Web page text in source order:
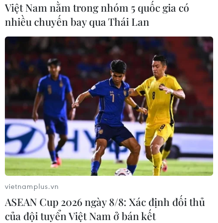
Hà Nội: Lan tỏa đạo lý
“Uống nước nhớ nguồn”
trên các nền tảng số
Trí tuệ nhân tạo - 'con
dao hai lưỡi' trong hoạt
Việt Nam nằm trong nhóm 5 quốc gia có
nhiều chuyến bay qua Thái Lan
vietnamplus.vn
ASEAN Cup 2026 ngày 8/8: Xác định đối thủ
của đội tuyển Việt Nam ở bán kết